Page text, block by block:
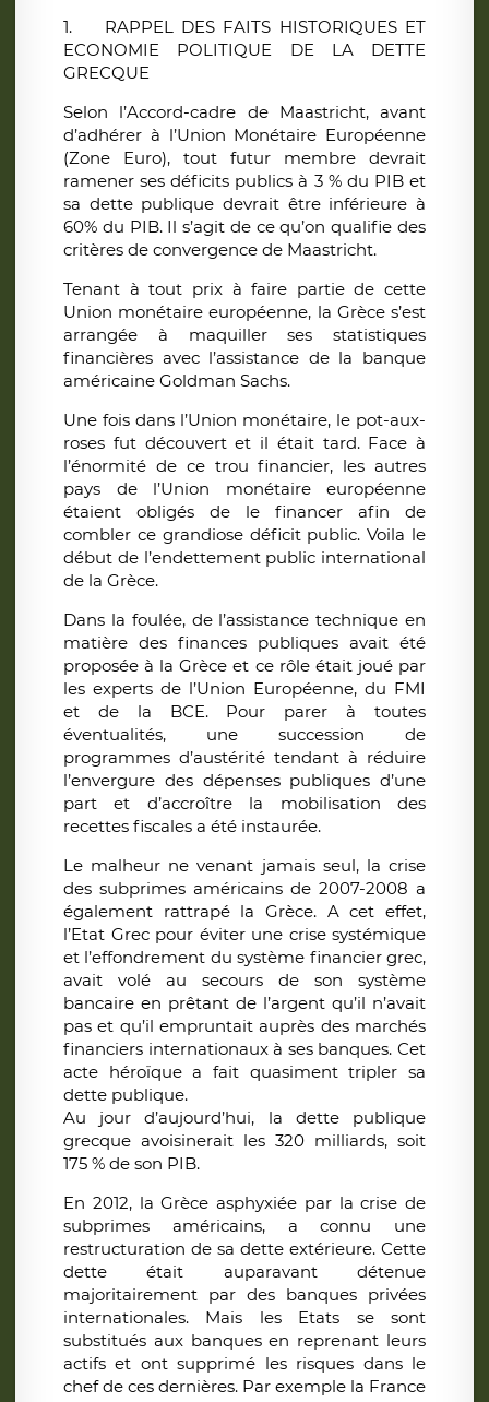
1. RAPPEL DES FAITS HISTORIQUES ET
ECONOMIE POLITIQUE DE LA DETTE
GRECQUE
Selon l’Accord-cadre de Maastricht, avant
d’adhérer à l’Union Monétaire Européenne
(Zone Euro), tout futur membre devrait
ramener ses déficits publics à 3 % du PIB et
sa dette publique devrait être inférieure à
60% du PIB. Il s’agit de ce qu’on qualifie des
critères de convergence de Maastricht.
Tenant à tout prix à faire partie de cette
Union monétaire européenne, la Grèce s’est
arrangée à maquiller ses statistiques
financières avec l’assistance de la banque
américaine Goldman Sachs.
Une fois dans l’Union monétaire, le pot-aux-
roses fut découvert et il était tard. Face à
l’énormité de ce trou financier, les autres
pays de l’Union monétaire européenne
étaient obligés de le financer afin de
combler ce grandiose déficit public. Voila le
début de l’endettement public international
de la Grèce.
Dans la foulée, de l’assistance technique en
matière des finances publiques avait été
proposée à la Grèce et ce rôle était joué par
les experts de l’Union Européenne, du FMI
et de la BCE. Pour parer à toutes
éventualités, une succession de
programmes d’austérité tendant à réduire
l’envergure des dépenses publiques d’une
part et d’accroître la mobilisation des
recettes fiscales a été instaurée.
Le malheur ne venant jamais seul, la crise
des subprimes américains de 2007-2008 a
également rattrapé la Grèce. A cet effet,
l’Etat Grec pour éviter une crise systémique
et l’effondrement du système financier grec,
avait volé au secours de son système
bancaire en prêtant de l’argent qu’il n’avait
pas et qu’il empruntait auprès des marchés
financiers internationaux à ses banques. Cet
acte héroïque a fait quasiment tripler sa
dette publique.
Au jour d’aujourd’hui, la dette publique
grecque avoisinerait les 320 milliards, soit
175 % de son PIB.
En 2012, la Grèce asphyxiée par la crise de
subprimes américains, a connu une
restructuration de sa dette extérieure. Cette
dette était auparavant détenue
majoritairement par des banques privées
internationales. Mais les Etats se sont
substitués aux banques en reprenant leurs
actifs et ont supprimé les risques dans le
chef de ces dernières. Par exemple la France